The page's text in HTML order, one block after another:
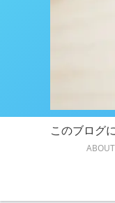
このブログ
ABOUT